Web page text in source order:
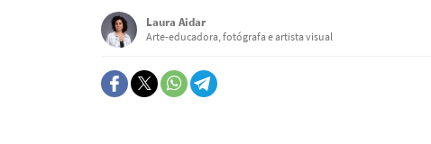
Laura Aidar
Arte-educadora, fotógrafa e artista visual